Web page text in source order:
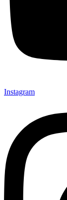
Instagram